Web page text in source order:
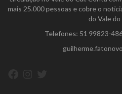
mais 25.000 pessoas e cobre o
do Vale do
Telefones: 51 99823-